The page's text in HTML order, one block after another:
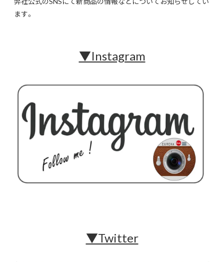
ます。
▼Instagram
▼Twitter